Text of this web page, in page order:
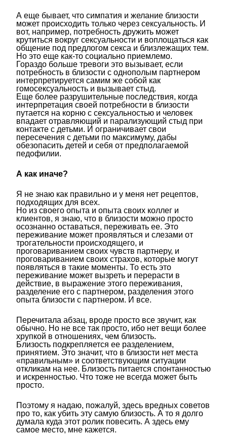
А еще бывает, что симпатия и желание близости
может происходить только через сексуальность. И
вот, например, потребность дружить может
крутиться вокруг сексуальности и воплощаться как
общение под предлогом секса и близлежащих тем.
Но это еще как-то социально приемлемо.
Гораздо больше тревоги это вызывает, если
потребность в близости с однополым партнером
интерпретируется самим же собой как
гомосексуальность и вызывает стыд.
Еще более разрушительные последствия, когда
интерпретация своей потребности в близости
путается на корню с сексуальностью и человек
впадает отравляющий и парализующий стыд при
контакте с детьми. И ограничивает свои
пересечения с детьми по максимуму, дабы
обезопасить детей и себя от предполагаемой
педофилии.
А как иначе?
Я не знаю как правильно и у меня нет рецептов,
подходящих для всех.
Но из своего опыта и опыта своих коллег и
клиентов, я знаю, что в близости можно просто
осознанно оставаться, переживать ее. Это
переживание может проявляться и слезами от
трогательности происходящего, и
проговариванием своих чувств партнеру, и
проговариванием своих страхов, которые могут
появляться в такие моменты. То есть это
переживание может вызреть и перерасти в
действие, в выражение этого переживания,
разделение его с партнером, разделения этого
опыта близости с партнером. И все.
Перечитала абзац, вроде просто все звучит, как
обычно. Но не все так просто, ибо нет вещи более
хрупкой в отношениях, чем близость.
Близость подкрепляется ее разделением,
принятием. Это значит, что в близости нет места
«правильным» и соответствующим ситуации
откликам на нее. Близость питается спонтанностью
и искренностью. Что тоже не всегда может быть
просто.
Поэтому я надаю, пожалуй, здесь вредных советов
про то, как убить эту самую близость. А то я долго
думала куда этот ролик повесить. А здесь ему
самое место, мне кажется.